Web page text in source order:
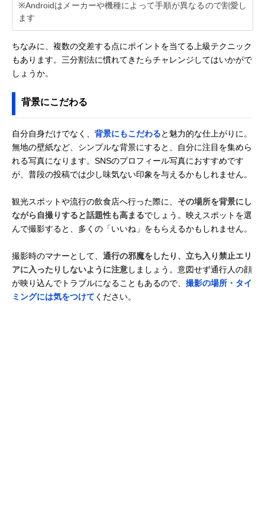
※Androidはメーカーや機種によって手順が異なるので割愛し
ます
ちなみに、複数の交差する点にポイントを当てる上級テクニック
もあります。三分割法に慣れてきたらチャレンジしてはいかがで
しょうか。
背景にこだわる
自分自身だけでなく、 背景にもこだわると魅力的な仕上がりに。
無地の壁紙など、シンプルな背景にすると、自分に注目を集めら
れる写真になります。SNSのプロフィール写真におすすめです
が、普段の投稿では少し味気ない印象を与えるかもしれません。
観光スポットや流行の飲食店へ行った際に、 その場所を背景にし
ながら自撮りすると話題性も高まるでしょう。映えスポットを選
んで撮影すると、多くの「いいね」をもらえるかもしれません。
撮影時のマナーとして、 通行の邪魔をしたり、立ち入り禁止エリ
アに入ったりしないように注意しましょう。意図せず通行人の顔
が映り込んでトラブルになることもあるので、 撮影の場所・タイ
ミングには気をつけて ください。